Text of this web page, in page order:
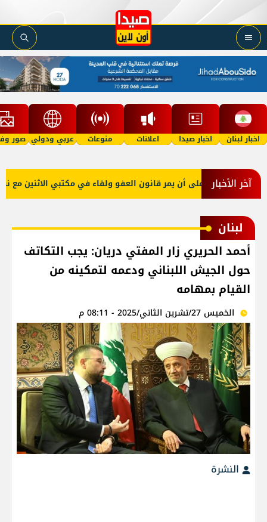
اخبار لبنان اخبار صيدا اعلانات منوعات عربي ودولي صور
آخر الأخبار
صعب: إصرار على أن يمر قانون العفو ولقاء في مكتبي الاثنين مع نقيبي
لبنان
أحمد الحريري زار المفتي دريان: يجب التكاتف
حول الجيش اللبناني ودعمه لتمكينه من
القيام بمهامه
الخميس 27/تشرين الثاني/2025 - 08:11 م
النشرة